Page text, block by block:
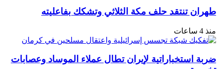
طهران تنتقد حلف مكة الثلاثي وتشكك بفاعليته
منذ 4 ساعات
ضربة استخباراتية لإيران تطال عملاء الموساد وعصابات